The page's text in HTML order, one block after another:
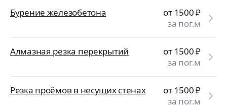
Бурение железобетона от 1500₽
за пог.м
Алмазная резка перекрытий от 1500₽
за пог.м
Резка проёмов в несущих стенах от 1500₽
за пог.м